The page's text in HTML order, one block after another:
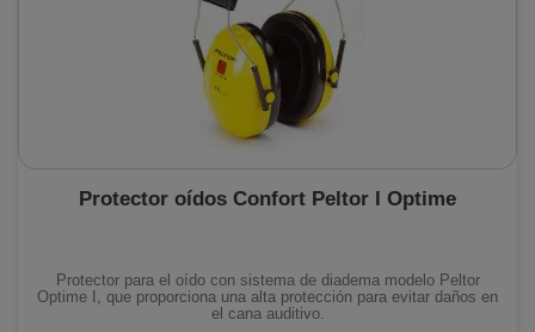
Protector oídos Confort Peltor I Optime
Protector para el oído con sistema de diadema modelo Peltor
Optime I, que proporciona una alta protección para evitar daños en
el cana auditivo.